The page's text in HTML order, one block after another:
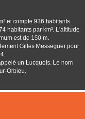
et compte 936 habitants
habitants par km². L'altitude
est de 150 m.
Gilles Messeguer pour
un Lucquois. Le nom
Orbieu.